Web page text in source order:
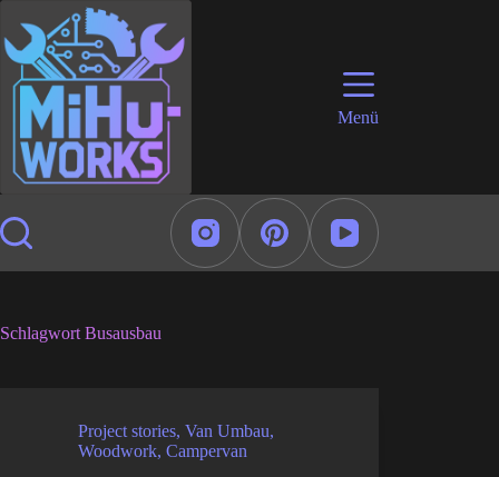
Inhalt
springen
Menü
Schlagwort Busausbau
Project stories, Van Umbau,
Woodwork, Campervan